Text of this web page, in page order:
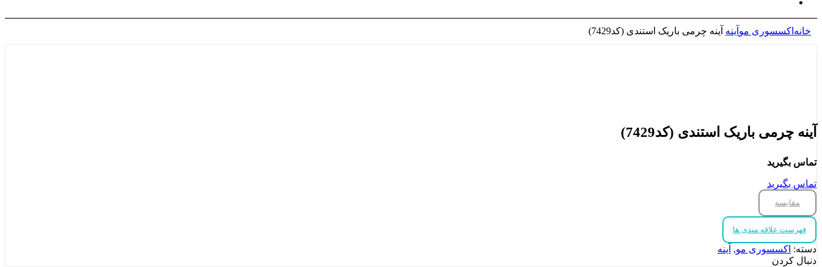
خانه اکسسوری مو آینه آینه چرمی باریک استندی (کد7429)
آینه چرمی باریک استندی (کد7429)
تماس بگیرید
تماس بگیرید
مقایسه
فهرست علاقه مندی ها
دسته: اکسسوری مو, آینه
دنبال کردن